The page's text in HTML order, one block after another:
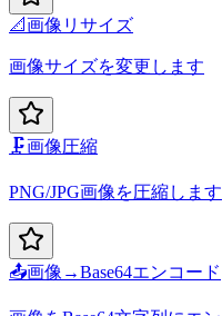
📐画像リサイズ
画像サイズを変更します
🗜️画像圧縮
PNG/JPG画像を圧縮します
📤画像→Base64エンコード